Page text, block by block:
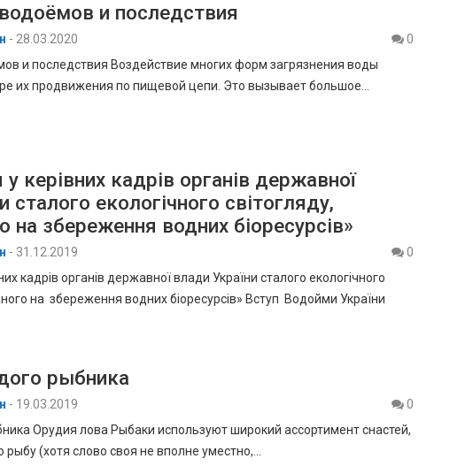
и последствия
- 28.03.2020
0
и последствия Воздействие многих форм загрязнения воды
их продвижения по пищевой цепи. Это вызывает большое…
керівних кадрів органів державної
сталого екологічного світогляду,
на збереження водних біоресурсів»
- 31.12.2019
0
кадрів органів державної влади України сталого екологічного
на збереження водних біоресурсів» Вступ Водойми України
рыбника
- 19.03.2019
0
Орудия лова Рыбаки используют широкий ассортимент снастей,
(хотя слово своя не вполне уместно,…